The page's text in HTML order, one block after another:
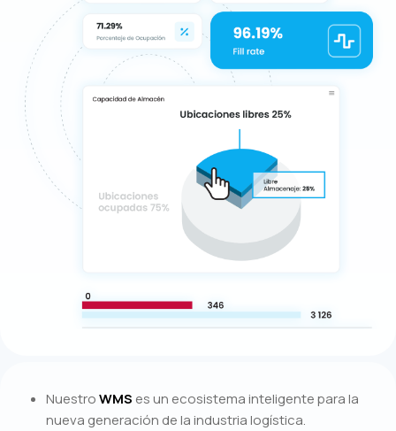
NuestroWMS es un ecosistema inteligente para la
nueva generación de la industria logística.